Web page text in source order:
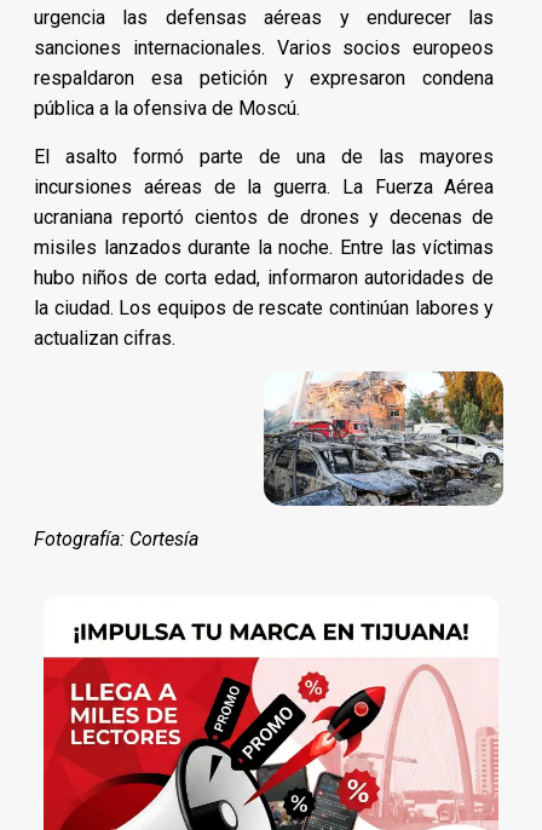
urgencia las defensas aéreas y endurecer las
sanciones internacionales. Varios socios europeos
respaldaron esa petición y expresaron condena
pública a la ofensiva de Moscú.
El asalto formó parte de una de las mayores
incursiones aéreas de la guerra. La Fuerza Aérea
ucraniana reportó cientos de drones y decenas de
misiles lanzados durante la noche. Entre las víctimas
hubo niños de corta edad, informaron autoridades de
la ciudad. Los equipos de rescate continúan labores y
actualizan cifras.
Fotografía: Cortesía